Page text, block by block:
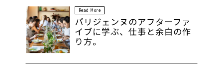
Read More
パリジェンヌのアフターファ
イブに学ぶ、仕事と余白の作
り方。